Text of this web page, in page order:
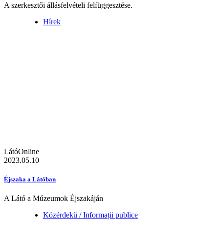
A szerkesztői állásfelvételi felfüggesztése.
Hírek
LátóOnline
2023.05.10
Éjszaka a Látóban
A Látó a Múzeumok Éjszakáján
Közérdekű / Informații publice